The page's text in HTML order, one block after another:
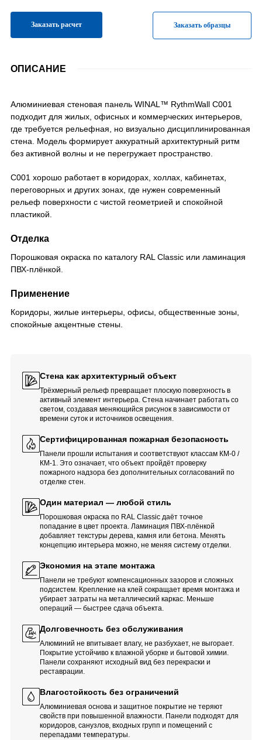
Заказать расчет Заказать образцы
ОПИСАНИЕ
Алюминиевая стеновая панель WINAL™ RythmWall C001
подходит для жилых, офисных и коммерческих интерьеров,
где требуется рельефная, но визуально дисциплинированная
стена. Модель формирует аккуратный архитектурный ритм
без активной волны и не перегружает пространство.
C001 хорошо работает в коридорах, холлах, кабинетах,
переговорных и других зонах, где нужен современный
рельеф поверхности с чистой геометрией и спокойной
пластикой.
Отделка
Порошковая окраска по каталогу RAL Classic или ламинация
ПВХ-плёнкой.
Применение
Коридоры, жилые интерьеры, офисы, общественные зоны,
спокойные акцентные стены.
Стена как архитектурный объект
Трёхмерный рельеф превращает плоскую поверхность в
активный элемент интерьера. Стена начинает работать со
светом, создавая меняющийся рисунок в зависимости от
времени суток и источников освещения.
Сертифицированная пожарная безопасность
Панели прошли испытания и соответствуют классам КМ-0 /
КМ-1. Это означает, что объект пройдёт проверку
пожарного надзора без дополнительных согласований по
отделке стен.
Один материал — любой стиль
Порошковая окраска по RAL Classic даёт точное
попадание в цвет проекта. Ламинация ПВХ-плёнкой
добавляет текстуры дерева, камня или бетона. Менять
концепцию интерьера можно, не меняя систему отделки.
Экономия на этапе монтажа
Панели не требуют компенсационных зазоров и сложных
подсистем. Крепление на клей сокращает время монтажа и
убирает затраты на металлический каркас. Меньше
операций — быстрее сдача объекта.
Долговечность без обслуживания
Алюминий не впитывает влагу, не разбухает, не выгорает.
Покрытие устойчиво к влажной уборке и бытовой химии.
Панели сохраняют исходный вид без перекраски и
реставрации.
Влагостойкость без ограничений
Алюминиевая основа и защитное покрытие не теряют
свойств при повышенной влажности. Панели подходят для
коридоров, санузлов, входных групп и помещений с
перепадами температуры.